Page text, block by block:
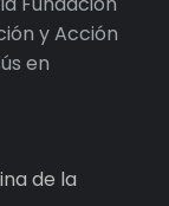
y Acción
en
de la